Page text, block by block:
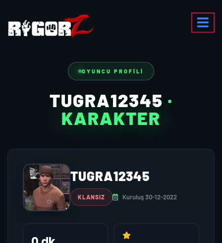
OYUNCU PROFILI
TUGRA12345 ·
KARAKTER
TUGRA12345
KLANSIZ Kuruluş 30-12-2022